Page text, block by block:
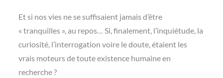
Et si nos vies ne se suffisaient jamais d’être
« tranquilles », au repos… Si, finalement, l’inquiétude, la
curiosité, l’interrogation voire le doute, étaient les
vrais moteurs de toute existence humaine en
recherche ?